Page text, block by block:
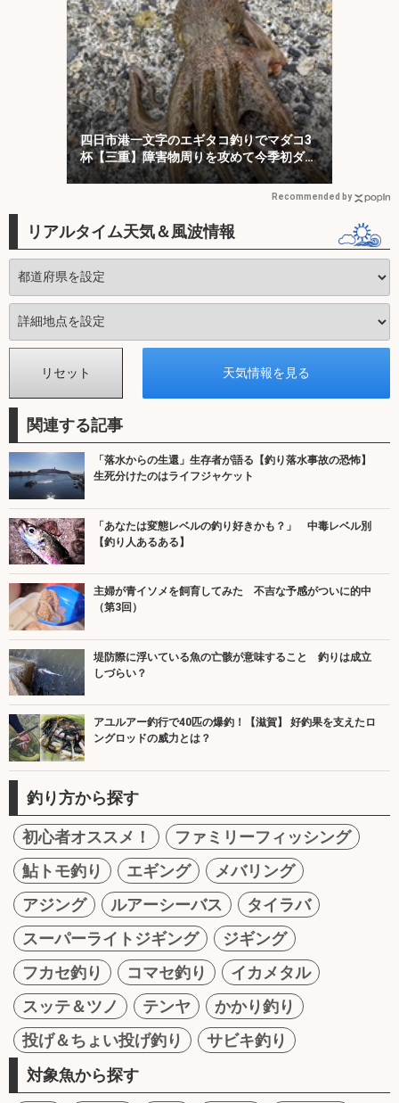
四日市港一文字のエギタコ釣りでマダコ3
杯【三重】障害物周りを攻めて今季初ダコ
をキャッチ！
Recommended by
リアルタイム天気＆風波情報
関連する記事
「落水からの生還」生存者が語る【釣り落水事故の恐怖】
生死分けたのはライフジャケット
「あなたは変態レベルの釣り好きかも？」 中毒レベル別
【釣り人あるある】
主婦が青イソメを飼育してみた 不吉な予感がついに的中
（第3回）
堤防際に浮いている魚の亡骸が意味すること 釣りは成立
しづらい？
アユルアー釣行で40匹の爆釣！【滋賀】 好釣果を支えたロ
ングロッドの威力とは？
釣り方から探す
初心者オススメ！
ファミリーフィッシング
鮎トモ釣り
エギング
メバリング
アジング
ルアーシーバス
タイラバ
スーパーライトジギング
ジギング
フカセ釣り
コマセ釣り
イカメタル
スッテ＆ツノ
テンヤ
かかり釣り
投げ＆ちょい投げ釣り
サビキ釣り
対象魚から探す